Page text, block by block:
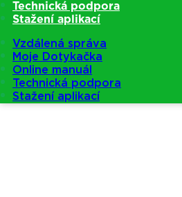
Technická podpora
Stažení aplikací
Vzdálená správa
Moje Dotykačka
Online manuál
Technická podpora
Stažení aplikací